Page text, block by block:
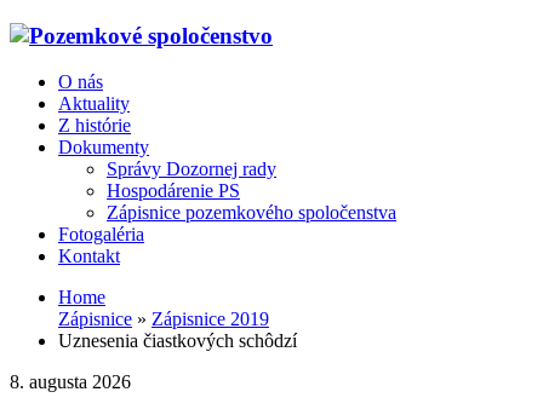
O nás
Aktuality
Z histórie
Dokumenty
Správy Dozornej rady
Hospodárenie PS
Zápisnice pozemkového spoločenstva
Fotogaléria
Kontakt
Home
Zápisnice » Zápisnice 2019
Uznesenia čiastkových schôdzí
8. augusta 2026